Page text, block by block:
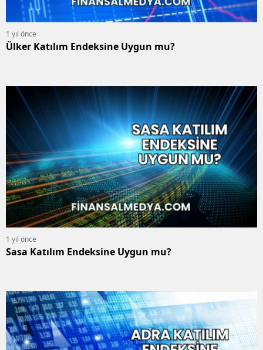
1 yıl önce
Ülker Katılım Endeksine Uygun mu?
1 yıl önce
Sasa Katılım Endeksine Uygun mu?